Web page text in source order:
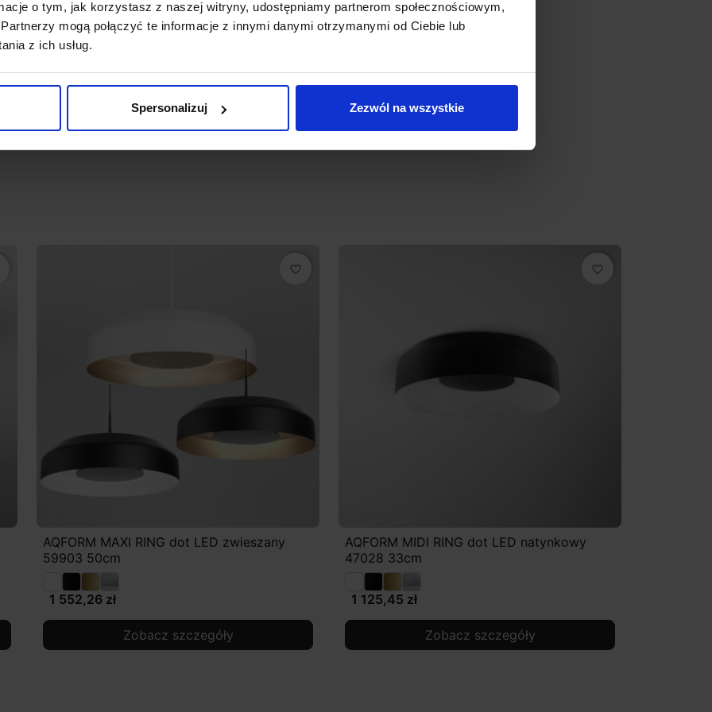
o tym, jak korzystasz z naszej witryny, udostępniamy partnerom społecznościowym,
mogą połączyć te informacje z innymi danymi otrzymanymi od Ciebie lub
z ich usług.
Spersonalizuj Zezwól na wszystkie
zamówienie. Zgodnie z regulaminem
favorite_border
AQFORM MAXI RING dot LED zwieszany
59903 50cm
1 552,26 zł
Zobacz szczegóły
favorite_border
AQFORM MIDI RING dot LED natynkowy
47028 33cm
1 125,45 zł
Zobacz szczegóły